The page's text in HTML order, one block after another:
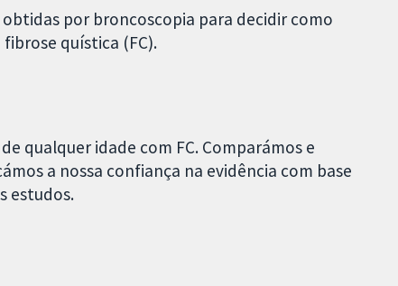
por broncoscopia para decidir como
quística (FC).
qualquer idade com FC. Comparámos e
a nossa confiança na evidência com base
estudos.